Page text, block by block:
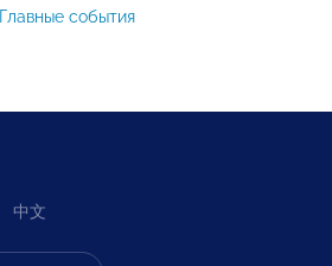
Главные события
中文